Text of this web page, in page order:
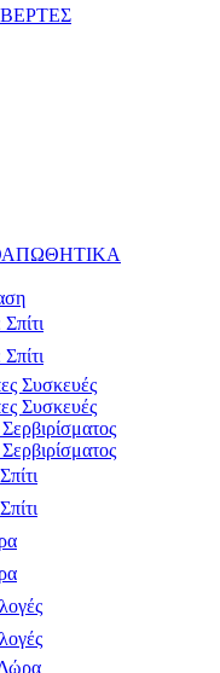
Συσκευές
Συσκευές